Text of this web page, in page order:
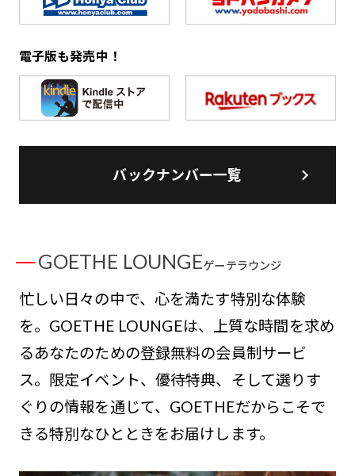
電子版も発売中！
バックナンバー一覧
GOETHE LOUNGEゲーテラウンジ
忙しい日々の中で、心を満たす特別な体験
を。GOETHE LOUNGEは、上質な時間を求め
るあなたのための登録無料の会員制サービ
ス。限定イベント、優待特典、そして選りす
ぐりの情報を通じて、GOETHEだからこそで
きる特別なひとときをお届けします。